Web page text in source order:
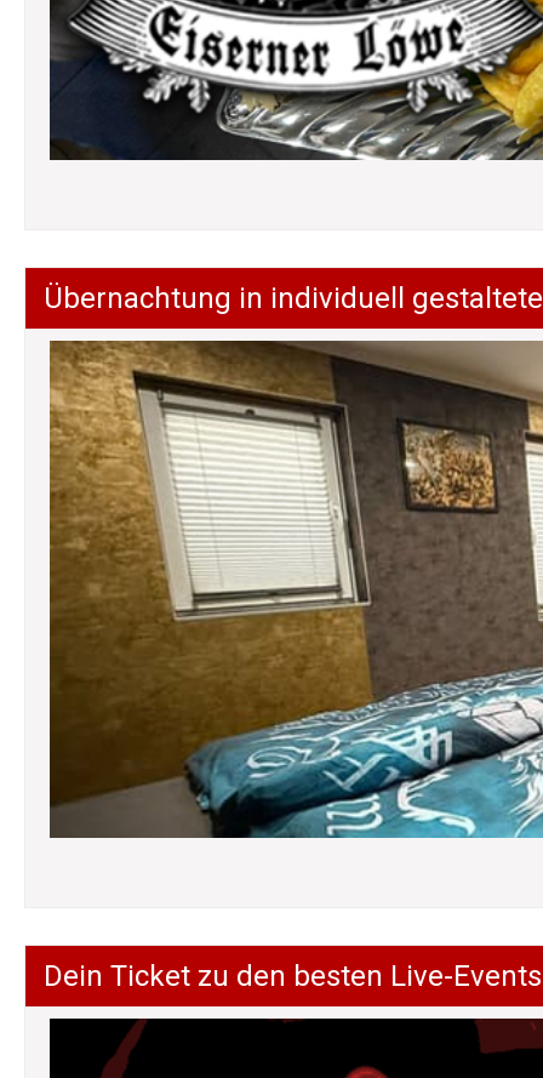
Übernachtung in individuell
Dein Ticket zu den besten Live-Events